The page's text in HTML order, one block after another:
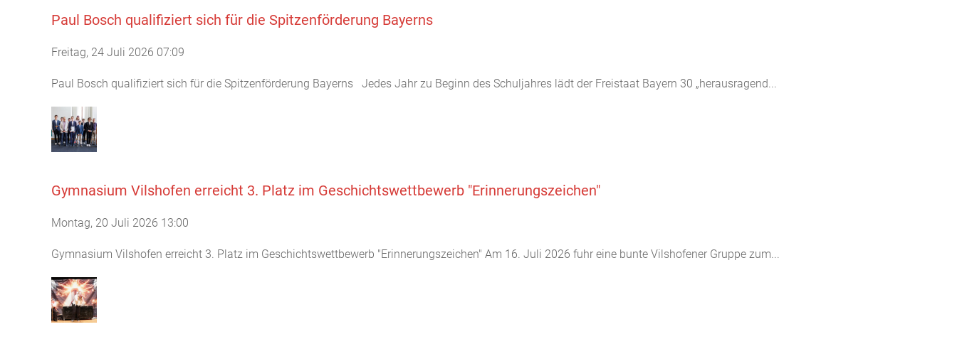
Paul Bosch qualifiziert sich für die Spitzenförderung Bayerns
Freitag, 24 Juli 2026 07:09
Paul Bosch qualifiziert sich für die Spitzenförderung Bayerns Jedes Jahr zu Beginn des Schuljahres lädt der Freistaat Bayern 30 „herausragend...
Gymnasium Vilshofen erreicht 3. Platz im Geschichtswettbewerb "Erinnerungszeichen"
Montag, 20 Juli 2026 13:00
Gymnasium Vilshofen erreicht 3. Platz im Geschichtswettbewerb "Erinnerungszeichen" Am 16. Juli 2026 fuhr eine bunte Vilshofener Gruppe zum...